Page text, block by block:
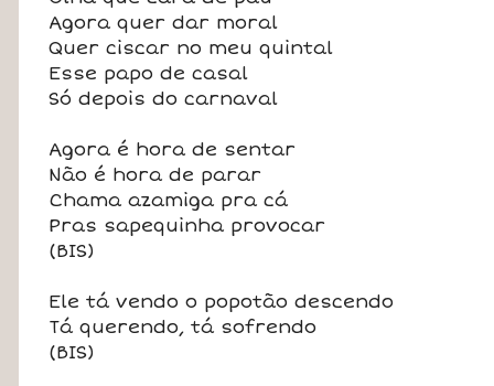
Agora quer dar moral
Quer ciscar no meu quintal
Esse papo de casal
Só depois do carnaval
Agora é hora de sentar
Não é hora de parar
Chama azamiga pra cá
Pras sapequinha provocar
(BIS)
Ele tá vendo o popotão descendo
Tá querendo, tá sofrendo
(BIS)